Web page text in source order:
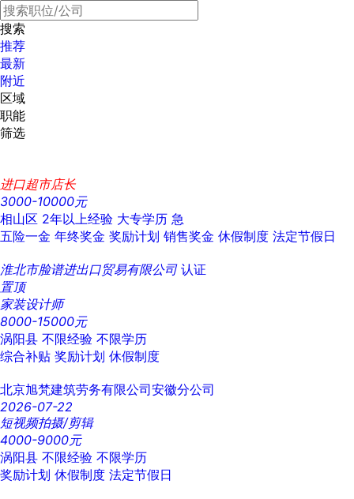
搜索
推荐
最新
附近
区域
职能
筛选
进口超市店长
3000-10000元
相山区 2年以上经验 大专学历 急
五险一金 年终奖金 奖励计划 销售奖金 休假制度 法定节假日
淮北市脸谱进出口贸易有限公司 认证
置顶
家装设计师
8000-15000元
涡阳县 不限经验 不限学历
综合补贴 奖励计划 休假制度
北京旭梵建筑劳务有限公司安徽分公司
2026-07-22
短视频拍摄/剪辑
4000-9000元
涡阳县 不限经验 不限学历
奖励计划 休假制度 法定节假日